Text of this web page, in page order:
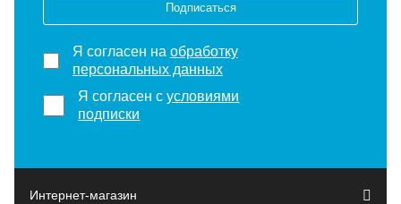
Подписаться
Я согласен на обработку
персональных данных
Я согласен сусловиями
подписки
Интернет-магазин